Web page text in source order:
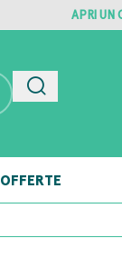
APRI UN
OFFERTE